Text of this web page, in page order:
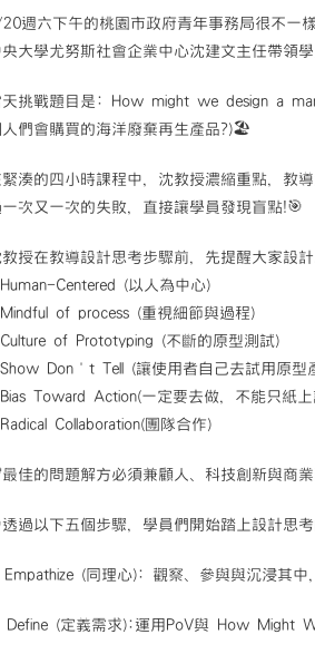
週六下午的桃園市政府青年事務局很不一
央大學尤努斯社會企業中心沈建文主任帶領
天挑戰題目是: How might we design a
人們會購買的海洋廢棄再生產品?)🏖
緊湊的四小時課程中，沈教授濃縮重點，教
一次又一次的失敗，直接讓學員發現盲點!🎯
教授在教導設計思考步驟前，先提醒大家設
Centered (以人為中心)
of process (重視細節與過程)
of Prototyping (不斷的原型測試)
Don’t Tell (讓使用者自己去試用原型
Toward Action(一定要去做，不能只紙上
Collaboration(團隊合作)
最佳的問題解方必須兼顧人、科技創新與商
透過以下五個步驟，學員們開始踏上設計思
Empathize (同理心): 觀察、參與與沉浸其中
Define (定義需求):運用PoV與 How Might